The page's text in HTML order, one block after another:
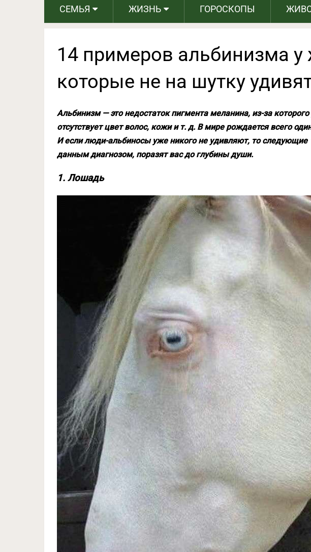
СЕМЬЯ ЖИЗНЬ ГОРОСКОПЫ
14 примеров альбинизма
которые не на шутку
Альбинизм — это недостаток пигмента меланина, из-за
отсутствует цвет волос, кожи и т. д. В мире рождается всего
И если люди-альбиносы уже никого не удивляют, то
данным диагнозом, поразят вас до глубины души.
1. Лошадь